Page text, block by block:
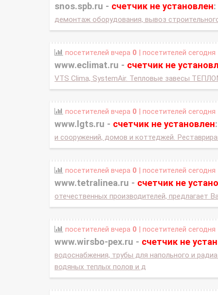
snos.spb.ru - счетчик не установлен:
демонтаж оборудования, вывоз
посетителей вчера 0 | посетителей сегодня
www.eclimat.ru - счетчик не
VTS Clima, SystemAir. Тепловые завесы
посетителей вчера 0 | посетителей сегодня
www.lgts.ru - счетчик не установлен:
и сооружений, домов и коттеджей.
посетителей вчера 0 | посетителей сегодня
www.tetralinea.ru - счетчик не
отечественных производителей, предлагает
посетителей вчера 0 | посетителей сегодня
www.wirsbo-pex.ru - счетчик не
водоснабжения, трубы для напольного и
водяных теплых полов и д